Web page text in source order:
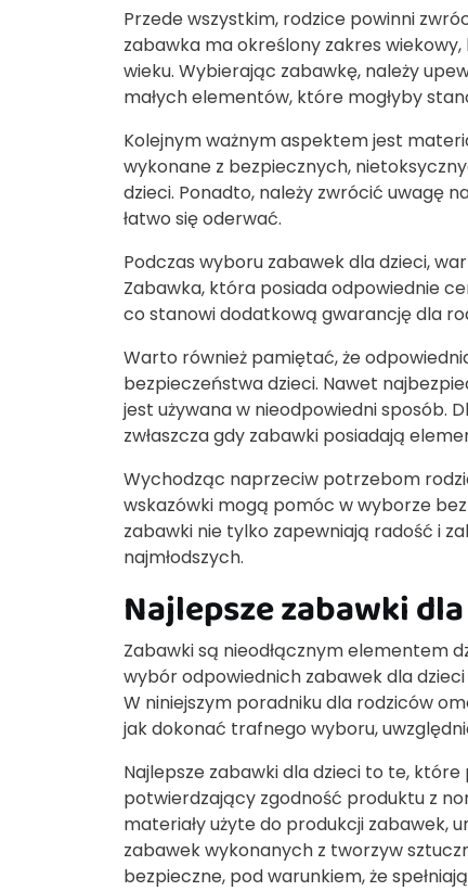
Przede wszystkim, rodzice powinni
zabawka ma określony zakres
wieku. Wybierając zabawkę, należy
małych elementów, które mogłyby
Kolejnym ważnym aspektem jest
wykonane z bezpiecznych,
dzieci. Ponadto, należy zwrócić uwagę
łatwo się oderwać.
Podczas wyboru zabawek dla dzieci,
Zabawka, która posiada odpowiednie
co stanowi dodatkową gwarancję dla
Warto również pamiętać, że
bezpieczeństwa dzieci. Nawet
jest używana w nieodpowiedni sposób.
zwłaszcza gdy zabawki posiadają
Wychodząc naprzeciw potrzebom
wskazówki mogą pomóc w wyborze
zabawki nie tylko zapewniają radość i
najmłodszych.
Najlepsze zabawki
Zabawki są nieodłącznym elementem
wybór odpowiednich zabawek dla
W niniejszym poradniku dla rodziców
jak dokonać trafnego wyboru,
Najlepsze zabawki dla dzieci to te,
potwierdzający zgodność produktu z
materiały użyte do produkcji zabawek,
zabawek wykonanych z tworzyw
bezpieczne, pod warunkiem, że